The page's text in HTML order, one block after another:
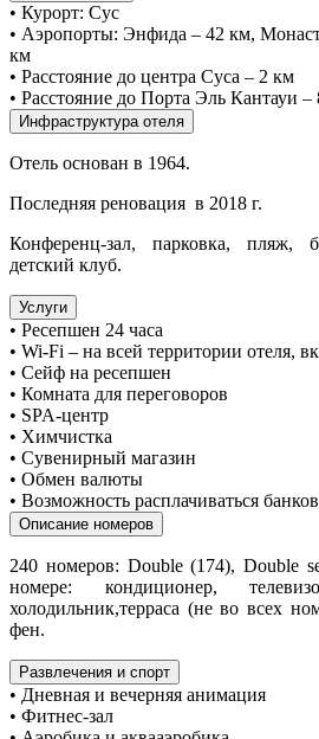
• Курорт: Сус
• Аэропорты: Энфида – 42 км,
км
• Расстояние до центра Суса – 2 км
• Расстояние до Порта Эль Кантауи –
Инфраструктура отеля
Отель основан в 1964.
Последняя реновация в 2018 г.
Конференц-зал, парковка, пляж,
детский клуб.
Услуги
• Ресепшен 24 часа
• Wi-Fi – на всей территории отеля,
• Сейф на ресепшен
• Комната для переговоров
• SPA-центр
• Химчистка
• Сувенирный магазин
• Обмен валюты
• Возможность расплачиваться
Описание номеров
240 номеров: Double (174), Double
номере: кондиционер,
холодильник,терраса (не во всех
фен.
Развлечения и спорт
• Дневная и вечерняя анимация
• Фитнес-зал